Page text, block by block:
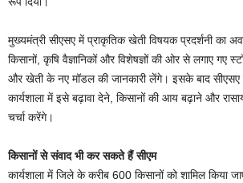
मुख्यमंत्री सीएसए में प्राकृतिक खेती विषयक प्रदर्शनी का
किसानों, कृषि वैज्ञानिकों और विशेषज्ञों की ओर से लगाए गए
और खेती के नए मॉडल की जानकारी लेंगे। इसके बाद सीएसए
कार्यशाला में इसे बढ़ावा देने, किसानों की आय बढ़ाने और
चर्चा करेंगे।
किसानों से संवाद भी कर सकते हैं सीएम
कार्यशाला में जिले के करीब 600 किसानों को शामिल किया